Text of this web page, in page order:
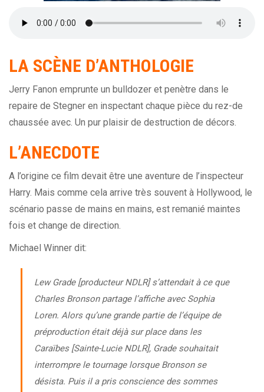
LA SCÈNE D’ANTHOLOGIE
Jerry Fanon emprunte un bulldozer et penètre dans le
repaire de Stegner en inspectant chaque pièce du rez-de
chaussée avec. Un pur plaisir de destruction de décors.
L’ANECDOTE
A l’origine ce film devait être une aventure de l’inspecteur
Harry. Mais comme cela arrive très souvent à Hollywood, le
scénario passe de mains en mains, est remanié maintes
fois et change de direction.
Michael Winner dit:
Lew Grade [producteur NDLR] s’attendait à ce que
Charles Bronsonpartage l’affiche avec Sophia
Loren. Alors qu’une grande partie de l’équipe de
préproduction était déjà sur place dans les
Caraïbes [Sainte-Lucie NDLR], Grade souhaitait
interrompre le tournage lorsque Bronson se
désista. Puis il a pris conscience des sommes